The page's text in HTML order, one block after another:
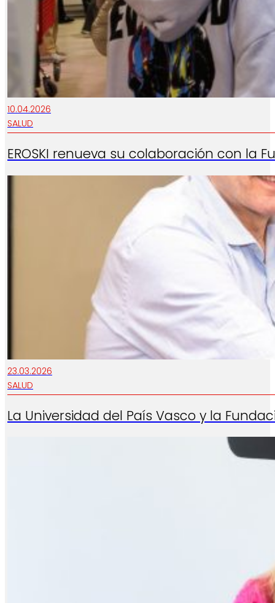
10.04.2026
SALUD
EROSKI renueva su colaboración con la
23.03.2026
SALUD
La Universidad del País Vasco y la